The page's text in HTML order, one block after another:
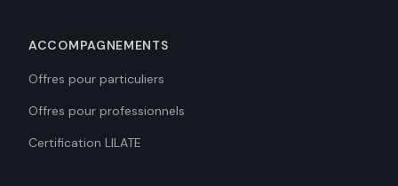
ACCOMPAGNEMENTS
Offres pour particuliers
Offres pour professionnels
Certification LILATE